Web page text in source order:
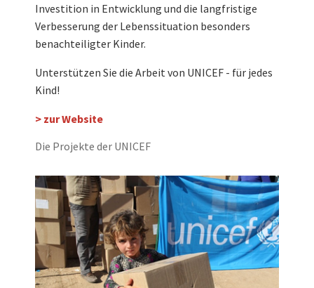
Investition in Entwicklung und die langfristige
Verbesserung der Lebenssituation besonders
benachteiligter Kinder.
Unterstützen Sie die Arbeit von UNICEF - für jedes
Kind!
> zur Website
Die Projekte der UNICEF